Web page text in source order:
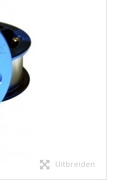
Uitbreiden